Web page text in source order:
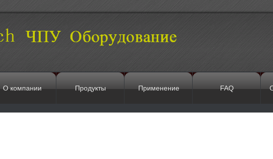
О компании Продукты Применение FAQ